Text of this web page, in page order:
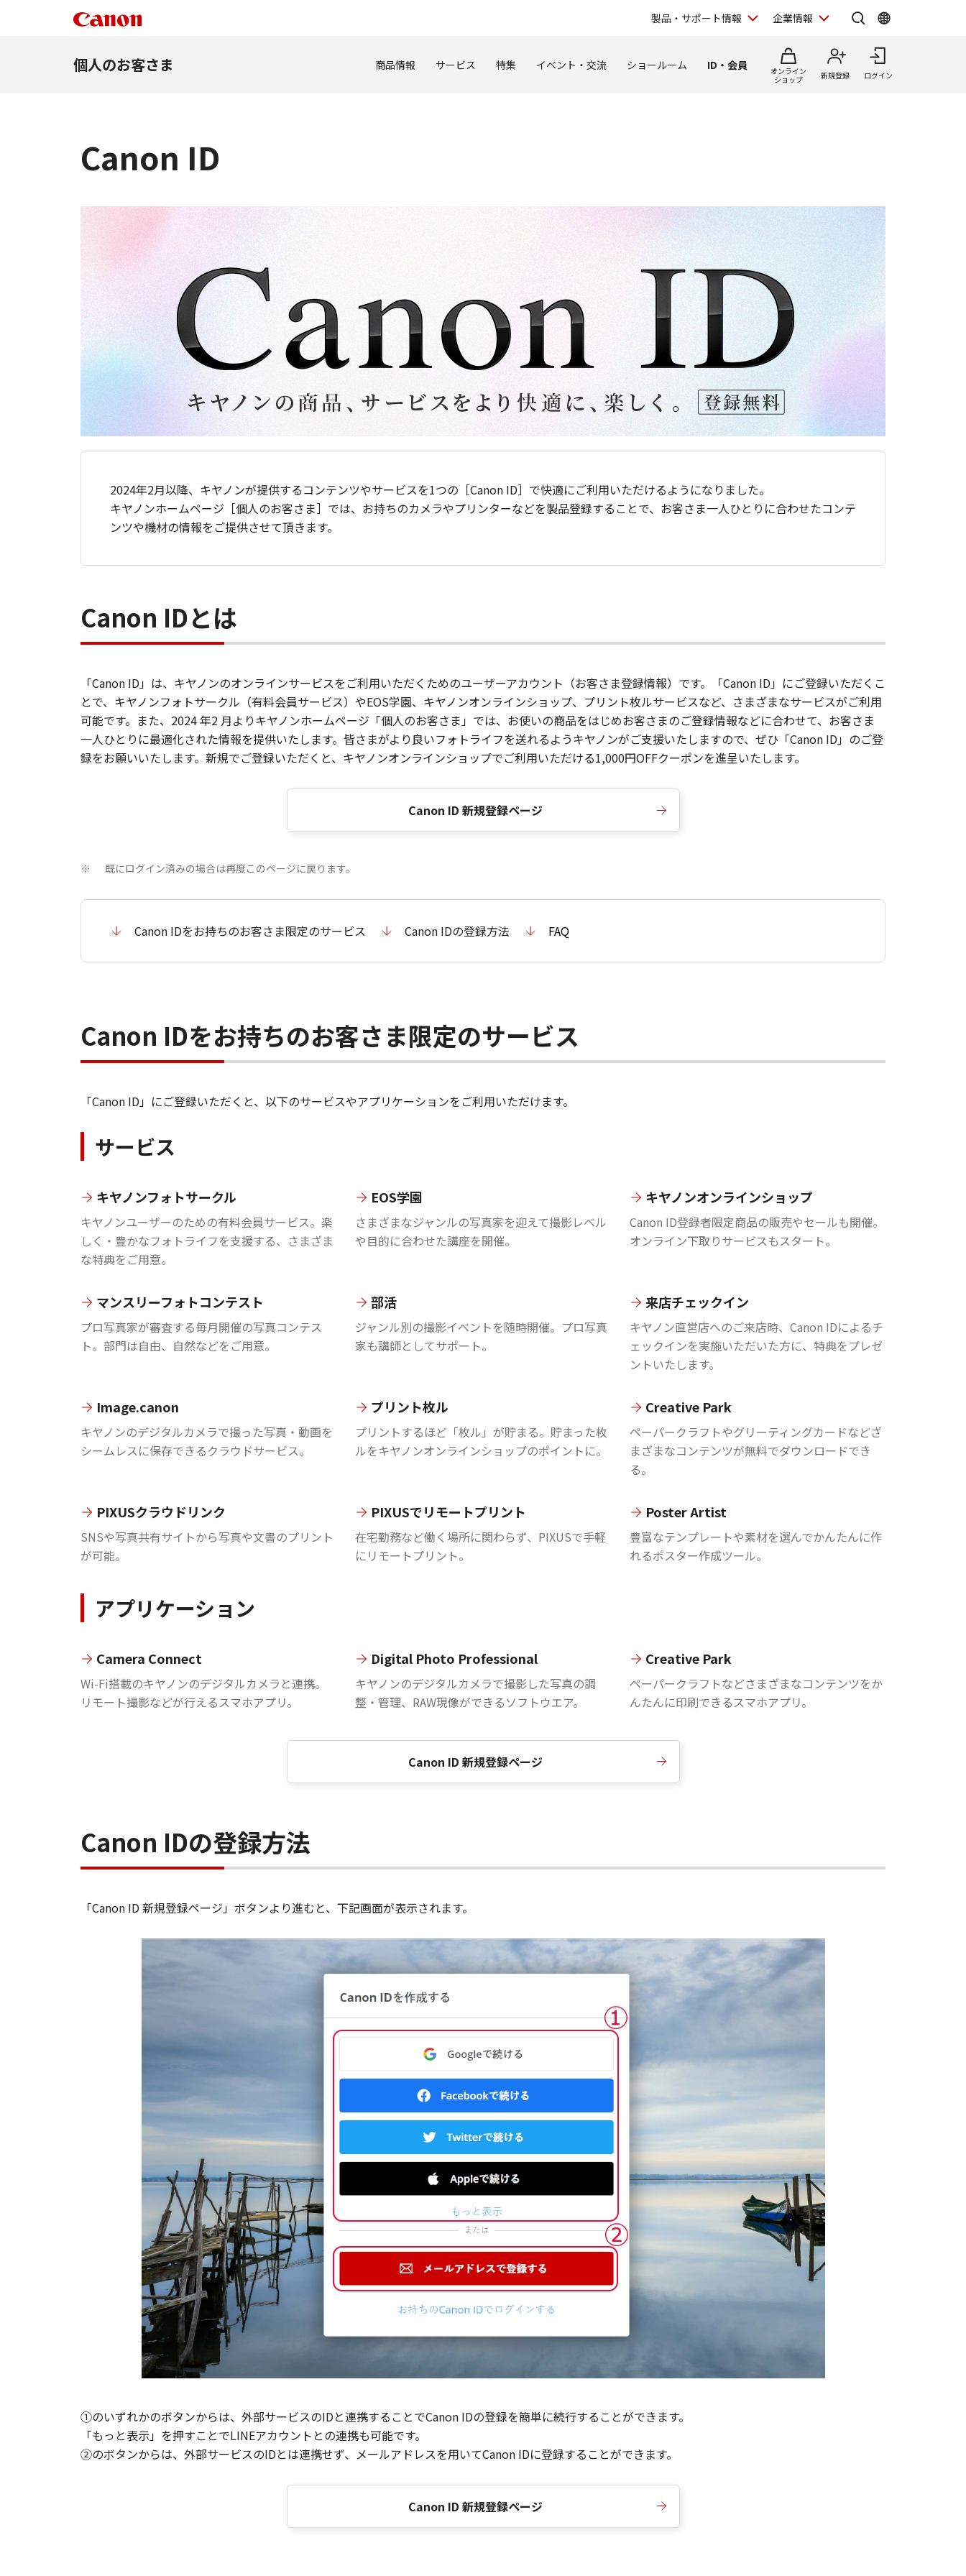
製品・サポート情報 企業情報
個人のお客さま 商品情報 サービス 特集 イベント・交流 ショールーム ID・会員
オンライン
ショップ
新規登録 ログイン
Canon ID
2024年2月以降、キヤノンが提供するコンテンツやサービスを1つの［Canon ID］で快適にご利用いただけるようになりました。
キヤノンホームページ［個人のお客さま］では、お持ちのカメラやプリンターなどを製品登録することで、お客さま一人ひとりに合わせたコンテ
ンツや機材の情報をご提供させて頂きます。
Canon IDとは
「Canon ID」は、キヤノンのオンラインサービスをご利用いただくためのユーザーアカウント（お客さま登録情報）です。「Canon ID」にご登録いただくこ
とで、キヤノンフォトサークル（有料会員サービス）やEOS学園、キヤノンオンラインショップ、プリント枚ルサービスなど、さまざまなサービスがご利用
可能です。また、2024 年2 月よりキヤノンホームページ「個人のお客さま」では、お使いの商品をはじめお客さまのご登録情報などに合わせて、お客さま
一人ひとりに最適化された情報を提供いたします。皆さまがより良いフォトライフを送れるようキヤノンがご支援いたしますので、ぜひ「Canon ID」のご登
録をお願いいたします。新規でご登録いただくと、キヤノンオンラインショップでご利用いただける1,000円OFFクーポンを進呈いたします。
Canon ID 新規登録ページ
※ 既にログイン済みの場合は再度このページに戻ります。
Canon IDをお持ちのお客さま限定のサービス Canon IDの登録方法 FAQ
Canon IDをお持ちのお客さま限定のサービス
「Canon ID」にご登録いただくと、以下のサービスやアプリケーションをご利用いただけます。
サービス
キヤノンフォトサークル
キヤノンユーザーのための有料会員サービス。楽
しく・豊かなフォトライフを支援する、さまざま
な特典をご用意。
EOS学園
さまざまなジャンルの写真家を迎えて撮影レベル
や目的に合わせた講座を開催。
キヤノンオンラインショップ
Canon ID登録者限定商品の販売やセールも開催。
オンライン下取りサービスもスタート。
マンスリーフォトコンテスト
プロ写真家が審査する毎月開催の写真コンテス
ト。部門は自由、自然などをご用意。
部活
ジャンル別の撮影イベントを随時開催。プロ写真
家も講師としてサポート。
来店チェックイン
キヤノン直営店へのご来店時、Canon IDによるチ
ェックインを実施いただいた方に、特典をプレゼ
ントいたします。
Image.canon
キヤノンのデジタルカメラで撮った写真・動画を
シームレスに保存できるクラウドサービス。
プリント枚ル
プリントするほど「枚ル」が貯まる。貯まった枚
ルをキヤノンオンラインショップのポイントに。
Creative Park
ペーパークラフトやグリーティングカードなどざ
まざまなコンテンツが無料でダウンロードでき
る。
PIXUSクラウドリンク
SNSや写真共有サイトから写真や文書のプリント
が可能。
PIXUSでリモートプリント
在宅勤務など働く場所に関わらず、PIXUSで手軽
にリモートプリント。
Poster Artist
豊富なテンプレートや素材を選んでかんたんに作
れるポスター作成ツール。
アプリケーション
Camera Connect
Wi-Fi搭載のキヤノンのデジタルカメラと連携。
リモート撮影などが行えるスマホアプリ。
Digital Photo Professional
キヤノンのデジタルカメラで撮影した写真の調
整・管理、RAW現像ができるソフトウエア。
Creative Park
ペーパークラフトなどさまざまなコンテンツをか
んたんに印刷できるスマホアプリ。
Canon ID 新規登録ページ
Canon IDの登録方法
「Canon ID 新規登録ページ」ボタンより進むと、下記画面が表示されます。
①のいずれかのボタンからは、外部サービスのIDと連携することでCanon IDの登録を簡単に続行することができます。
「もっと表示」を押すことでLINEアカウントとの連携も可能です。
②のボタンからは、外部サービスのIDとは連携せず、メールアドレスを用いてCanon IDに登録することができます。
Canon ID 新規登録ページ